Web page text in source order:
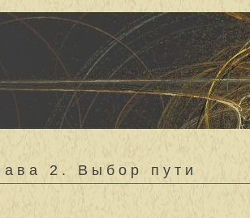
2. Выбор пути